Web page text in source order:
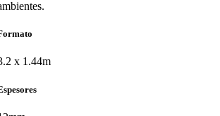
x 1.44m